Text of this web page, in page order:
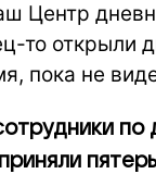
Центр
то открыли
пока не